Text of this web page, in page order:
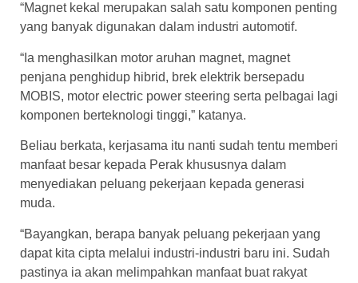
“Magnet kekal merupakan salah satu komponen penting
yang banyak digunakan dalam industri automotif.
“Ia menghasilkan motor aruhan magnet, magnet
penjana penghidup hibrid, brek elektrik bersepadu
MOBIS, motor electric power steering serta pelbagai lagi
komponen berteknologi tinggi,” katanya.
Beliau berkata, kerjasama itu nanti sudah tentu memberi
manfaat besar kepada Perak khususnya dalam
menyediakan peluang pekerjaan kepada generasi
muda.
“Bayangkan, berapa banyak peluang pekerjaan yang
dapat kita cipta melalui industri-industri baru ini. Sudah
pastinya ia akan melimpahkan manfaat buat rakyat